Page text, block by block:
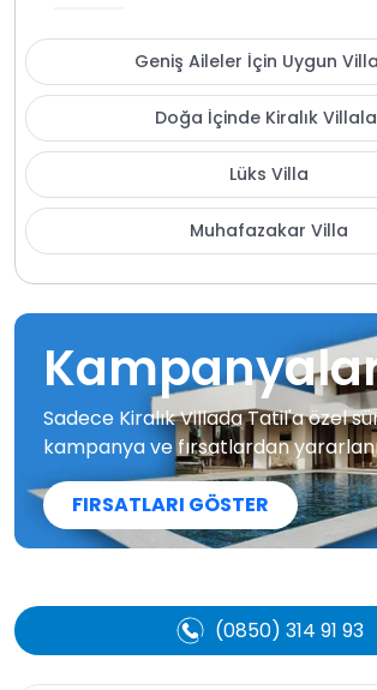
Geniş Aileler İçin Uygun
Doğa İçinde Kiralık
Lüks Villa
Muhafazakar Villa
Sadece Kiralık Villada Tatil'a özel
kampanya ve fırsatlardan
FIRSATLARI GÖSTER
(0850) 314 91 93